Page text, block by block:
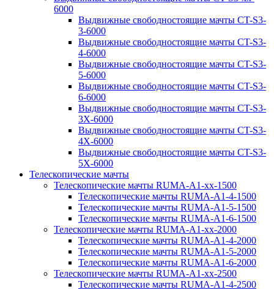
6000
Выдвижные свободностоящие мачты CT-S3-
3-6000
Выдвижные свободностоящие мачты CT-S3-
4-6000
Выдвижные свободностоящие мачты CT-S3-
5-6000
Выдвижные свободностоящие мачты CT-S3-
6-6000
Выдвижные свободностоящие мачты CT-S3-
3X-6000
Выдвижные свободностоящие мачты CT-S3-
4X-6000
Выдвижные свободностоящие мачты CT-S3-
5X-6000
Телескопические мачты
Телескопические мачты RUMA-A1-xx-1500
Телескопические мачты RUMA-A1-4-1500
Телескопические мачты RUMA-A1-5-1500
Телескопические мачты RUMA-A1-6-1500
Телескопические мачты RUMA-A1-xx-2000
Телескопические мачты RUMA-A1-4-2000
Телескопические мачты RUMA-A1-5-2000
Телескопические мачты RUMA-A1-6-2000
Телескопические мачты RUMA-A1-xx-2500
Телескопические мачты RUMA-A1-4-2500